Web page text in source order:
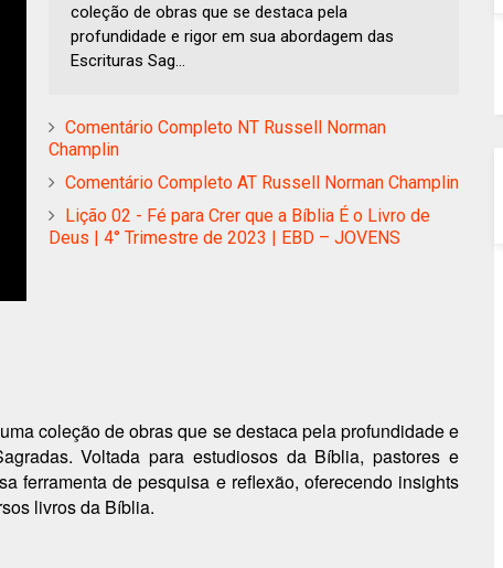
coleção de obras que se destaca pela
profundidade e rigor em sua abordagem das
Escrituras Sag...
Comentário Completo NT Russell Norman
Champlin
Comentário Completo AT Russell Norman Champlin
Lição 02 - Fé para Crer que a Bíblia É o Livro de
Deus | 4° Trimestre de 2023 | EBD – JOVENS
coleção de obras que se destaca pela profundidade e
Voltada para estudiosos da Bíblia, pastores e
ferramenta de pesquisa e reflexão, oferecendo insights
livros da Bíblia.